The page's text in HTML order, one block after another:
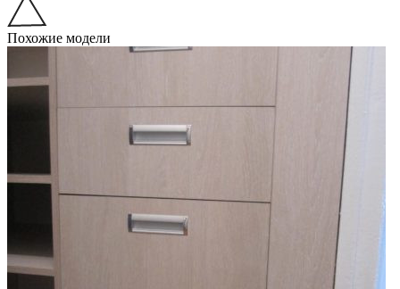
Похожие модели